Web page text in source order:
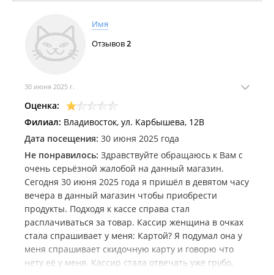
Имя
Отзывов2
30 июня 2025 г.
Оценка:
Филиал: Владивосток, ул. Карбышева, 12В
Дата посещения: 30 июня 2025 года
Не понравилось: Здравствуйте обращаюсь к Вам с
очень серьёзной жалобой на данный магазин.
Сегодня 30 июня 2025 года я пришёл в девятом часу
вечера в данный магазин чтобы приобрести
продукты. Подходя к кассе справа стал
расплачиваться за товар. Кассир женщина в очках
стала спрашивает у меня: Картой? Я подумал она у
меня спрашивает скидочную карту и говорю что
нету её у меня. Кассир стала отвечать уже грубо,